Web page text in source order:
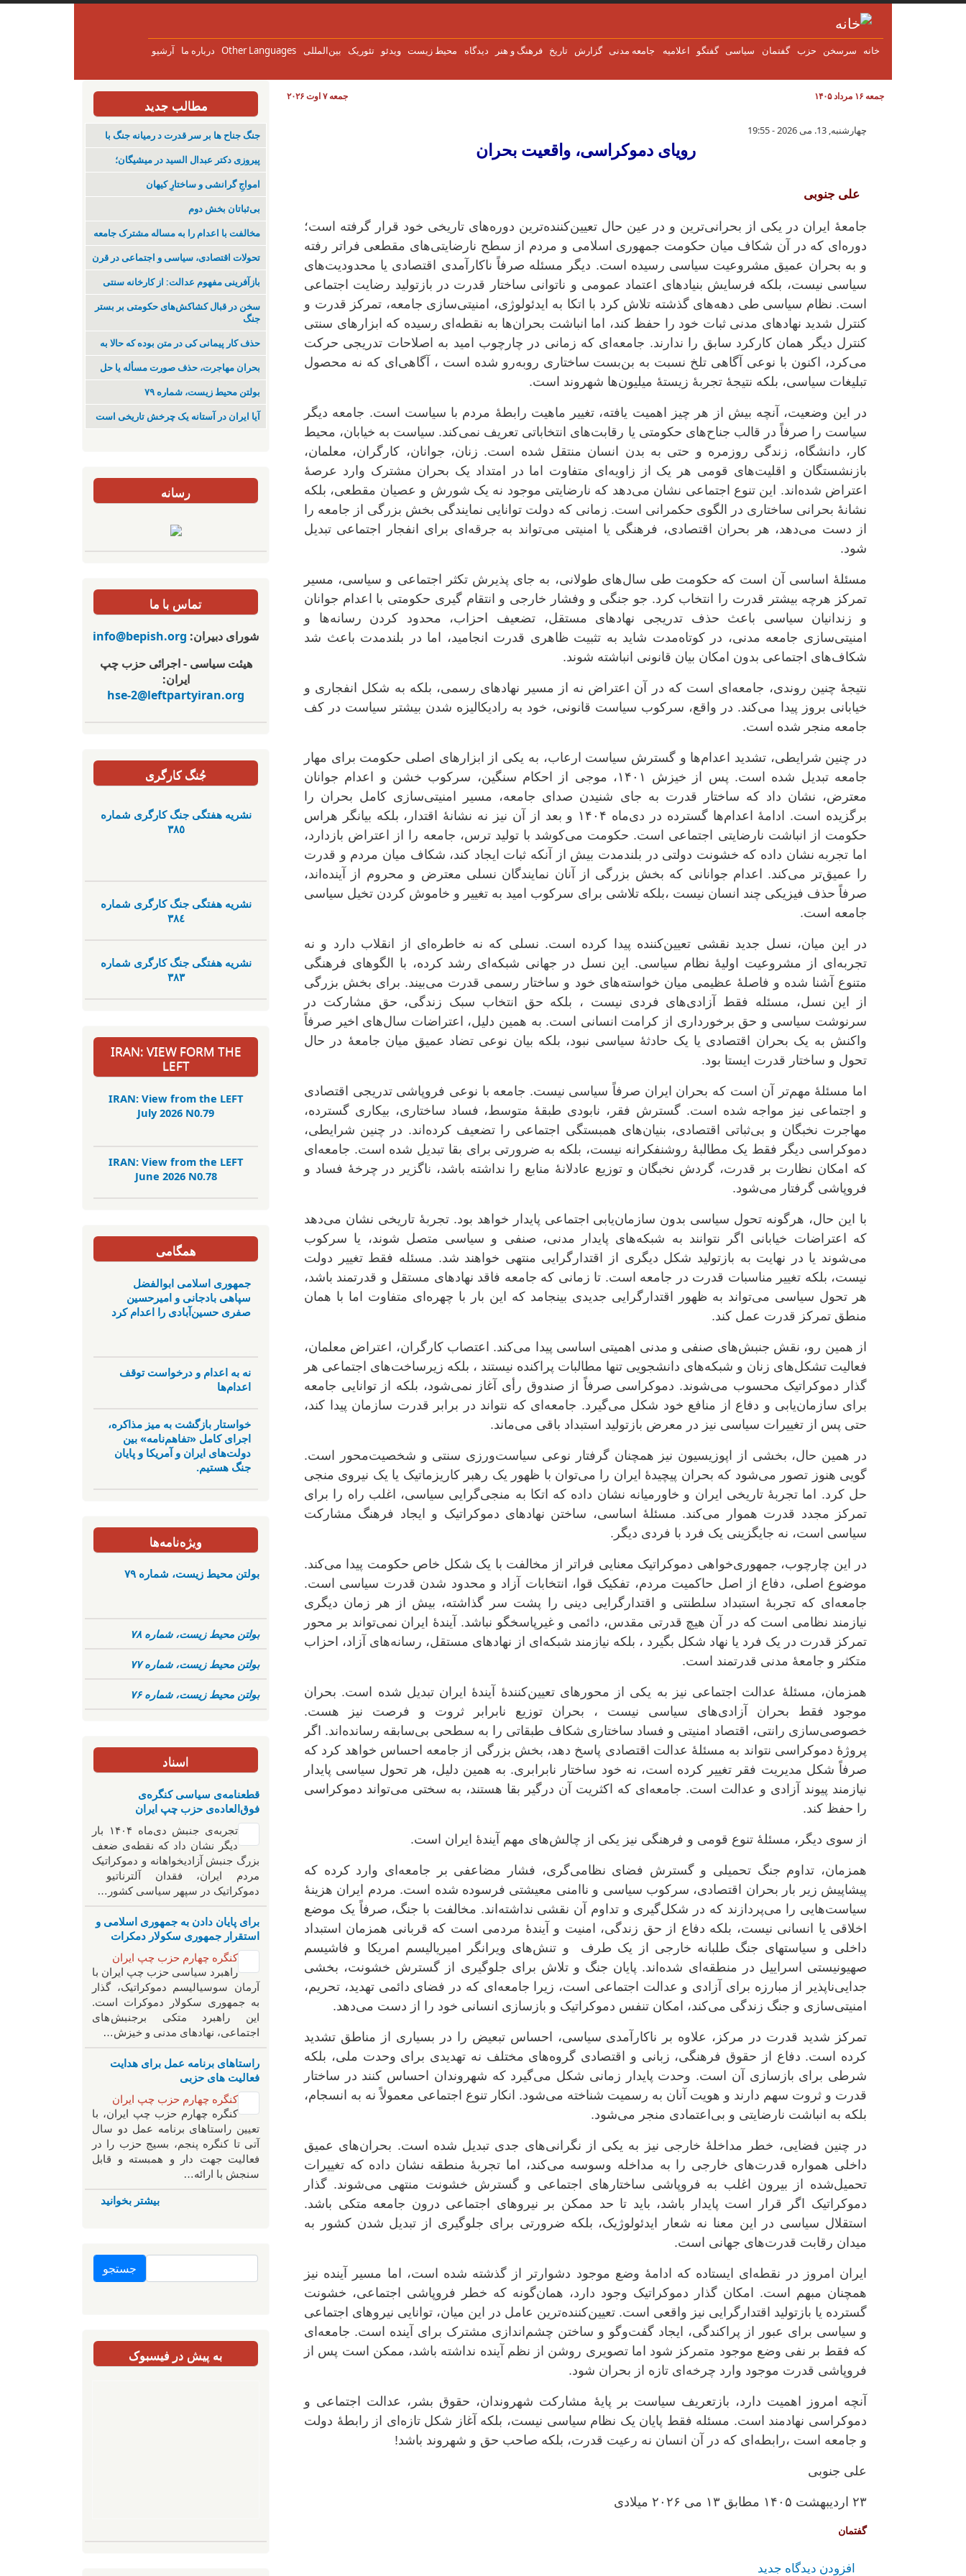
رفتن به محتوای اصلی
خانه سرسخن حزب گفتمان سياسی گفتگو اعلاميه جامعه مدنی گزارش تاریخ فرهنگ و هنر دیدگاه محیط زیست ویدئو تئوریک بین‌المللی Other Languages درباره ما آرشیو
جمعه ۷ اوت ۲۰۲۶ جمعه ۱۶ مرداد ۱۴۰۵
رویای دموکراسی، واقعیت بحران
چهارشنبه, 13. می 2026 - 19:55
رویای دموکراسی، واقعیت بحران
علی جنوبی
جامعهٔ ایران در یکی از بحرانی‌ترین و در عین حال تعیین‌کننده‌ترین دوره‌های تاریخی خود قرار گرفته است؛
دوره‌ای که در آن شکاف میان حکومت جمهوری اسلامی و مردم از سطح نارضایتی‌های مقطعی فراتر رفته
و به بحران عمیق مشروعیت سیاسی رسیده است. دیگر مسئله صرفاً ناکارآمدی اقتصادی یا محدودیت‌های
سیاسی نیست، بلکه فرسایش بنیادهای اعتماد عمومی و ناتوانی ساختار قدرت در بازتولید رضایت اجتماعی
است. نظام سیاسی طی دهه‌های گذشته تلاش کرد با اتکا به ایدئولوژی، امنیتی‌سازی جامعه، تمرکز قدرت و
کنترل شدید نهادهای مدنی ثبات خود را حفظ کند، اما انباشت بحران‌ها به نقطه‌ای رسیده که ابزارهای سنتی
کنترل دیگر همان کارکرد سابق را ندارند. جامعه‌ای که زمانی در چارچوب امید به اصلاحات تدریجی حرکت
می‌کرد، اکنون با نوعی آگاهی تلخ نسبت به بن‌بست ساختاری روبه‌رو شده است ، آگاهی‌ای که نه محصول
تبلیغات سیاسی، بلکه نتیجهٔ تجربهٔ زیستهٔ میلیون‌ها شهروند است.
در این وضعیت، آنچه بیش از هر چیز اهمیت یافته، تغییر ماهیت رابطهٔ مردم با سیاست است. جامعه دیگر
سیاست را صرفاً در قالب جناح‌های حکومتی یا رقابت‌های انتخاباتی تعریف نمی‌کند. سیاست به خیابان، محیط
کار، دانشگاه، زندگی روزمره و حتی به بدن انسان منتقل شده است. زنان، جوانان، کارگران، معلمان،
بازنشستگان و اقلیت‌های قومی هر یک از زاویه‌ای متفاوت اما در امتداد یک بحران مشترک وارد عرصهٔ
اعتراض شده‌اند. این تنوع اجتماعی نشان می‌دهد که نارضایتی موجود نه یک شورش و عصیان مقطعی، بلکه
نشانهٔ بحرانی ساختاری در الگوی حکمرانی است. زمانی که دولت توانایی نمایندگی بخش بزرگی از جامعه را
از دست می‌دهد، هر بحران اقتصادی، فرهنگی یا امنیتی می‌تواند به جرقه‌ای برای انفجار اجتماعی تبدیل
شود.
مسئلهٔ اساسی آن است که حکومت طی سال‌های طولانی، به جای پذیرش تکثر اجتماعی و سیاسی، مسیر
تمرکز هرچه بیشتر قدرت را انتخاب کرد. جو جنگی و وفشار خارجی و انتقام گیری حکومتی با اعدام جوانان
و زندانیان سیاسی باعث حذف تدریجی نهادهای مستقل، تضعیف احزاب، محدود کردن رسانه‌ها و
امنیتی‌سازی جامعه مدنی، در کوتاه‌مدت شاید به تثبیت ظاهری قدرت انجامید، اما در بلندمدت باعث شد
شکاف‌های اجتماعی بدون امکان بیان قانونی انباشته شوند.
نتیجهٔ چنین روندی، جامعه‌ای است که در آن اعتراض نه از مسیر نهادهای رسمی، بلکه به شکل انفجاری و
خیابانی بروز پیدا می‌کند. در واقع، سرکوب سیاست قانونی، خود به رادیکالیزه شدن بیشتر سیاست در کف
جامعه منجر شده است.
در چنین شرایطی، تشدید اعدام‌ها و گسترش سیاست ارعاب، به یکی از ابزارهای اصلی حکومت برای مهار
جامعه تبدیل شده است. پس از خیزش ۱۴۰۱، موجی از احکام سنگین، سرکوب خشن و اعدام جوانان
معترض، نشان داد که ساختار قدرت به جای شنیدن صدای جامعه، مسیر امنیتی‌سازی کامل بحران را
برگزیده است. ادامهٔ اعدام‌ها گسترده در دی‌ماه ۱۴۰۴ و بعد از آن نیز نه نشانهٔ اقتدار، بلکه بیانگر هراس
حکومت از انباشت نارضایتی اجتماعی است. حکومت می‌کوشد با تولید ترس، جامعه را از اعتراض بازدارد،
اما تجربه نشان داده که خشونت دولتی در بلندمدت بیش از آنکه ثبات ایجاد کند، شکاف میان مردم و قدرت
را عمیق‌تر می‌کند. اعدام جوانانی که بخش بزرگی از آنان نمایندگان نسلی معترض و محروم از آینده‌اند،
صرفاً حذف فیزیکی چند انسان نیست ،بلکه تلاشی برای سرکوب امید به تغییر و خاموش کردن تخیل سیاسی
جامعه است.
در این میان، نسل جدید نقشی تعیین‌کننده پیدا کرده است. نسلی که نه خاطره‌ای از انقلاب دارد و نه
تجربه‌ای از مشروعیت اولیهٔ نظام سیاسی. این نسل در جهانی شبکه‌ای رشد کرده، با الگوهای فرهنگی
متنوع آشنا شده و فاصلهٔ عظیمی میان خواسته‌های خود و ساختار رسمی قدرت می‌بیند. برای بخش بزرگی
از این نسل، مسئله فقط آزادی‌های فردی نیست ، بلکه حق انتخاب سبک زندگی، حق مشارکت در
سرنوشت سیاسی و حق برخورداری از کرامت انسانی است. به همین دلیل، اعتراضات سال‌های اخیر صرفاً
واکنش به یک بحران اقتصادی یا یک حادثهٔ سیاسی نبود، بلکه بیان نوعی تضاد عمیق میان جامعهٔ در حال
تحول و ساختار قدرت ایستا بود.
اما مسئلهٔ مهم‌تر آن است که بحران ایران صرفاً سیاسی نیست. جامعه با نوعی فروپاشی تدریجی اقتصادی
و اجتماعی نیز مواجه شده است. گسترش فقر، نابودی طبقهٔ متوسط، فساد ساختاری، بیکاری گسترده،
مهاجرت نخبگان و بی‌ثباتی اقتصادی، بنیان‌های همبستگی اجتماعی را تضعیف کرده‌اند. در چنین شرایطی،
دموکراسی دیگر فقط یک مطالبهٔ روشنفکرانه نیست، بلکه به ضرورتی برای بقا تبدیل شده است. جامعه‌ای
که امکان نظارت بر قدرت، گردش نخبگان و توزیع عادلانهٔ منابع را نداشته باشد، ناگزیر در چرخهٔ فساد و
فروپاشی گرفتار می‌شود.
با این حال، هرگونه تحول سیاسی بدون سازمان‌یابی اجتماعی پایدار خواهد بود. تجربهٔ تاریخی نشان می‌دهد
که اعتراضات خیابانی اگر نتوانند به شبکه‌های پایدار مدنی، صنفی و سیاسی متصل شوند، یا سرکوب
می‌شوند یا در نهایت به بازتولید شکل دیگری از اقتدارگرایی منتهی خواهند شد. مسئله فقط تغییر دولت
نیست، بلکه تغییر مناسبات قدرت در جامعه است. تا زمانی که جامعه فاقد نهادهای مستقل و قدرتمند باشد،
هر تحول سیاسی می‌تواند به ظهور اقتدارگرایی جدیدی بینجامد که این بار با چهره‌ای متفاوت اما با همان
منطق تمرکز قدرت عمل کند.
از همین رو، نقش جنبش‌های صنفی و مدنی اهمیتی اساسی پیدا می‌کند. اعتصاب کارگران، اعتراض معلمان،
فعالیت تشکل‌های زنان و شبکه‌های دانشجویی تنها مطالبات پراکنده نیستند ، بلکه زیرساخت‌های اجتماعی هر
گذار دموکراتیک محسوب می‌شوند. دموکراسی صرفاً از صندوق رأی آغاز نمی‌شود، بلکه از توانایی جامعه
برای سازمان‌یابی و دفاع از منافع خود شکل می‌گیرد. جامعه‌ای که نتواند در برابر قدرت سازمان پیدا کند،
حتی پس از تغییرات سیاسی نیز در معرض بازتولید استبداد باقی می‌ماند.
در همین حال، بخشی از اپوزیسیون نیز همچنان گرفتار نوعی سیاست‌ورزی سنتی و شخصیت‌محور است.
گویی هنوز تصور می‌شود که بحران پیچیدهٔ ایران را می‌توان با ظهور یک رهبر کاریزماتیک یا یک نیروی منجی
حل کرد. اما تجربهٔ تاریخی ایران و خاورمیانه نشان داده که اتکا به منجی‌گرایی سیاسی، اغلب راه را برای
تمرکز مجدد قدرت هموار می‌کند. مسئلهٔ اساسی، ساختن نهادهای دموکراتیک و ایجاد فرهنگ مشارکت
سیاسی است، نه جایگزینی یک فرد با فردی دیگر.
در این چارچوب، جمهوری‌خواهی دموکراتیک معنایی فراتر از مخالفت با یک شکل خاص حکومت پیدا می‌کند.
موضوع اصلی، دفاع از اصل حاکمیت مردم، تفکیک قوا، انتخابات آزاد و محدود شدن قدرت سیاسی است.
جامعه‌ای که تجربهٔ استبداد سلطنتی و اقتدارگرایی دینی را پشت سر گذاشته، بیش از هر زمان دیگری
نیازمند نظامی است که در آن هیچ قدرتی مقدس، دائمی و غیرپاسخگو نباشد. آیندهٔ ایران نمی‌تواند بر محور
تمرکز قدرت در یک فرد یا نهاد شکل بگیرد ، بلکه نیازمند شبکه‌ای از نهادهای مستقل، رسانه‌های آزاد، احزاب
متکثر و جامعهٔ مدنی قدرتمند است.
همزمان، مسئلهٔ عدالت اجتماعی نیز به یکی از محورهای تعیین‌کنندهٔ آیندهٔ ایران تبدیل شده است. بحران
موجود فقط بحران آزادی‌های سیاسی نیست ، بحران توزیع نابرابر ثروت و فرصت نیز هست.
خصوصی‌سازی رانتی، اقتصاد امنیتی و فساد ساختاری شکاف طبقاتی را به سطحی بی‌سابقه رسانده‌اند. اگر
پروژهٔ دموکراسی نتواند به مسئلهٔ عدالت اقتصادی پاسخ دهد، بخش بزرگی از جامعه احساس خواهد کرد که
صرفاً شکل مدیریت فقر تغییر کرده است، نه خود ساختار نابرابری. به همین دلیل، هر تحول سیاسی پایدار
نیازمند پیوند آزادی و عدالت است. جامعه‌ای که اکثریت آن درگیر بقا هستند، به سختی می‌تواند دموکراسی
را حفظ کند.
از سوی دیگر، مسئلهٔ تنوع قومی و فرهنگی نیز یکی از چالش‌های مهم آیندهٔ ایران است.
همزمان، تداوم جنگ تحمیلی و گسترش فضای نظامی‌گری، فشار مضاعفی بر جامعه‌ای وارد کرده که
پیشاپیش زیر بار بحران اقتصادی، سرکوب سیاسی و ناامنی معیشتی فرسوده شده است. مردم ایران هزینهٔ
سیاست‌هایی را می‌پردازند که در شکل‌گیری و تداوم آن نقشی نداشته‌اند. مخالفت با جنگ، صرفاً یک موضع
اخلاقی یا انسانی نیست، بلکه دفاع از حق زندگی، امنیت و آیندهٔ مردمی است که قربانی همزمان استبداد
داخلی و سیاستهای جنگ طلبانه خارجی از یک طرف و تنش‌های ویرانگر امیریالیسم امریکا و فاشیسم
صهیونیستی اسراییل در منطقه‌ای شده‌اند. پایان جنگ و تلاش برای جلوگیری از گسترش خشونت، بخشی
جدایی‌ناپذیر از مبارزه برای آزادی و عدالت اجتماعی است، زیرا جامعه‌ای که در فضای دائمی تهدید، تحریم،
امنیتی‌سازی و جنگ زندگی می‌کند، امکان تنفس دموکراتیک و بازسازی انسانی خود را از دست می‌دهد.
تمرکز شدید قدرت در مرکز، علاوه بر ناکارآمدی سیاسی، احساس تبعیض را در بسیاری از مناطق تشدید
کرده است. دفاع از حقوق فرهنگی، زبانی و اقتصادی گروه‌های مختلف نه تهدیدی برای وحدت ملی، بلکه
شرطی برای بازسازی آن است. وحدت پایدار زمانی شکل می‌گیرد که شهروندان احساس کنند در ساختار
قدرت و ثروت سهم دارند و هویت آنان به رسمیت شناخته می‌شود. انکار تنوع اجتماعی معمولاً نه به انسجام،
بلکه به انباشت نارضایتی و بی‌اعتمادی منجر می‌شود.
در چنین فضایی، خطر مداخلهٔ خارجی نیز به یکی از نگرانی‌های جدی تبدیل شده است. بحران‌های عمیق
داخلی همواره قدرت‌های خارجی را به مداخله وسوسه می‌کند، اما تجربهٔ منطقه نشان داده که تغییرات
تحمیل‌شده از بیرون اغلب به فروپاشی ساختارهای اجتماعی و گسترش خشونت منتهی می‌شوند. گذار
دموکراتیک اگر قرار است پایدار باشد، باید تا حد ممکن بر نیروهای اجتماعی درون جامعه متکی باشد.
استقلال سیاسی در این معنا نه شعار ایدئولوژیک، بلکه ضرورتی برای جلوگیری از تبدیل شدن کشور به
میدان رقابت قدرت‌های جهانی است.
ایران امروز در نقطه‌ای ایستاده که ادامهٔ وضع موجود دشوارتر از گذشته شده است، اما مسیر آینده نیز
همچنان مبهم است. امکان گذار دموکراتیک وجود دارد، همان‌گونه که خطر فروپاشی اجتماعی، خشونت
گسترده یا بازتولید اقتدارگرایی نیز واقعی است. تعیین‌کننده‌ترین عامل در این میان، توانایی نیروهای اجتماعی
و سیاسی برای عبور از پراکندگی، ایجاد گفت‌وگو و ساختن چشم‌اندازی مشترک برای آینده است. جامعه‌ای
که فقط بر نفی وضع موجود متمرکز شود اما تصویری روشن از نظم آینده نداشته باشد، ممکن است پس از
فروپاشی قدرت موجود وارد چرخه‌ای تازه از بحران شود.
آنچه امروز اهمیت دارد، بازتعریف سیاست بر پایهٔ مشارکت شهروندان، حقوق بشر، عدالت اجتماعی و
دموکراسی نهادمند است. مسئله فقط پایان یک نظام سیاسی نیست، بلکه آغاز شکل تازه‌ای از رابطهٔ دولت
و جامعه است ،رابطه‌ای که در آن انسان نه رعیت قدرت، بلکه صاحب حق و شهروند باشد!
علی جنوبی
۲۳ اردیبهشت ۱۴۰۵ مطابق ۱۳ می ۲۰۲۶ میلادی
گفتمان
افزودن دیدگاه جدید
مطالب جدید
جنگ جناح ها بر سر قدرت د رمیانە جنگ با
پیروزی دکتر عبدال السید در میشیگان؛
‌امواجِ گرانشی و ساختارِ کیهان
بی‌ثباتان بخش دوم
مخالفت با اعدام را به مساله مشترک جامعه
تحولات اقتصادی، سیاسی و اجتماعی در قرن
بازآفرینی مفهوم عدالت: از کارخانه سنتی
سخن در قبال کشاکش‌های حکومتی بر بستر
جنگ
حذف کار پیمانی کی در متن بودە کە حالا بە
بحران مهاجرت‌، حذف صورت مسأله یا حل
بولتن محیط زیست، شماره ۷۹
آیا ایران در آستانه یک چرخش تاریخی است
رسانه
تماس با ما
شورای دبیران: info@bepish.org
هیئت سیاسی - اجرائی حزب چپ
ایران:
hse-2@leftpartyiran.org
جُنگ کارگری
نشریە هفتگی جنگ کارگری شمارە
٣٨٥
نشریە هفتگی جنگ کارگری شمارە
٣٨٤
نشریە هفتگی جنگ کارگری شمارە
٣٨٣
IRAN: VIEW FORM THE
LEFT
IRAN: View from the LEFT
July 2026 N0.79
IRAN: View from the LEFT
June 2026 N0.78
همگامی
جمهوری اسلامی ابوالفضل
سپاهی بادجانی و امیرحسین
صفری حسین‌آبادی را اعدام کرد
نه به اعدام و درخواست توقف
اعدام‌ها
خواستار بازگشت به میز مذاکره،
اجرای کامل «تفاهم‌نامه» بین
دولت‌های ایران و آمریکا و پایان
جنگ هستیم.
ویژه‌نامه‌ها
بولتن محیط زیست، شماره ۷۹
بولتن محیط زیست، شماره ۷۸
بولتن محیط زیست، شماره ۷۷
بولتن محیط زیست، شماره ۷۶
اسناد
قطعنامه‌ی سیاسی کنگره‌ی
فوق‌العاده‌ی حزب چپ ایران
تجربه‌ی جنبش دی‌ماه ۱۴۰۴ بار
دیگر نشان داد که نقطه‌ی ضعف
بزرگ جنبش آزادیخواهانه و دموکراتیک
مردم ایران، فقدان آلترناتیو
دموکراتیک در سپهر سیاسی کشور…
برای پایان دادن به جمهوری اسلامی و
استقرار جمهوری سکولار دمکرات
کنگره چهارم حزب چپ ایران
راهبرد سياسی حزب چپ ایران با
آرمان سوسیالیسم دموکراتیک، گذار
به جمهوری سکولار دموکرات است.
این راهبرد متکی برجنبش های
اجتماعی، نهادهای مدنی و خیزش‌…
راستاهای برنامه عمل برای هدایت
فعالیت های حزبی
کنگره چهارم حزب چپ ایران
کنگره چهارم حزب چپ ایران، با
تعیین راستاهای برنامه عمل دو سال
آتی تا کنگره پنجم، بسیج حزب را در
فعالیت جهت دار و همبسته و قابل
سنجش با ارائه…
بیشتر بخوانید
جستجو
به پیش در فیسبوک